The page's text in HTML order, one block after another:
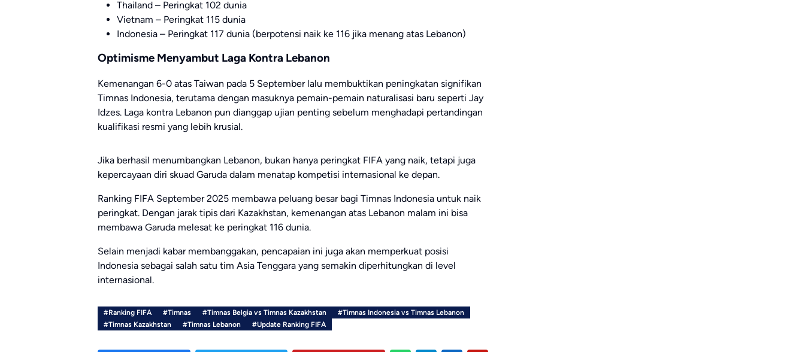
Thailand – Peringkat 102 dunia
Vietnam – Peringkat 115 dunia
Indonesia – Peringkat 117 dunia (berpotensi naik ke 116 jika menang atas Lebanon)
Optimisme Menyambut Laga Kontra Lebanon
Kemenangan 6-0 atas Taiwan pada 5 September lalu membuktikan peningkatan signifikan
Timnas Indonesia, terutama dengan masuknya pemain-pemain naturalisasi baru seperti Jay
Idzes. Laga kontra Lebanon pun dianggap ujian penting sebelum menghadapi pertandingan
kualifikasi resmi yang lebih krusial.
Jika berhasil menumbangkan Lebanon, bukan hanya peringkat FIFA yang naik, tetapi juga
kepercayaan diri skuad Garuda dalam menatap kompetisi internasional ke depan.
Ranking FIFA September 2025 membawa peluang besar bagi Timnas Indonesia untuk naik
peringkat. Dengan jarak tipis dari Kazakhstan, kemenangan atas Lebanon malam ini bisa
membawa Garuda melesat ke peringkat 116 dunia.
Selain menjadi kabar membanggakan, pencapaian ini juga akan memperkuat posisi
Indonesia sebagai salah satu tim Asia Tenggara yang semakin diperhitungkan di level
internasional.
#Ranking FIFA #Timnas #Timnas Belgia vs Timnas Kazakhstan
#Timnas Indonesia vs Timnas Lebanon
#Timnas Kazakhstan
#Timnas Lebanon #Update Ranking FIFA